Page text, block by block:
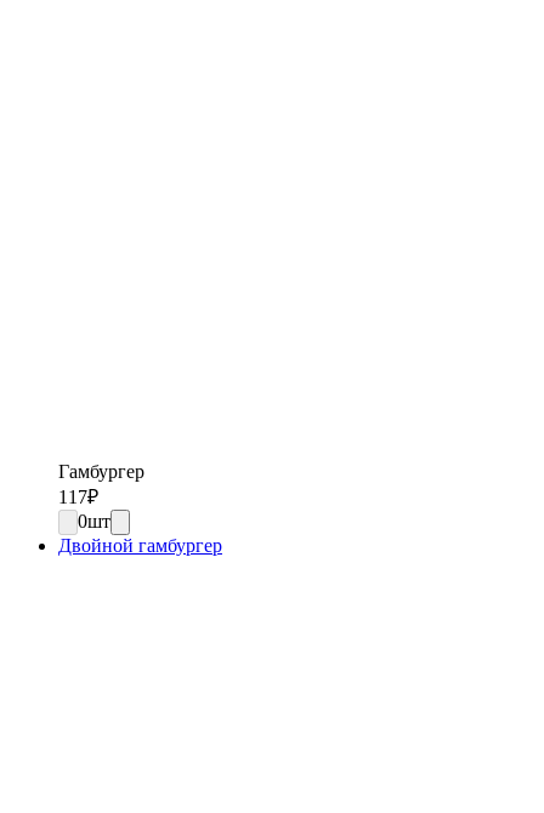
Гамбургер
117₽
0шт
Двойной гамбургер